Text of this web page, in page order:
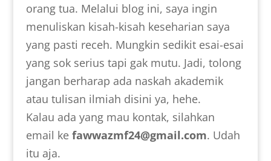
orang tua. Melalui blog ini, saya ingin
menuliskan kisah-kisah keseharian saya
yang pasti receh. Mungkin sedikit esai-esai
yang sok serius tapi gak mutu. Jadi, tolong
jangan berharap ada naskah akademik
atau tulisan ilmiah disini ya, hehe.
Kalau ada yang mau kontak, silahkan
email ke fawwazmf24@gmail.com. Udah
itu aja.